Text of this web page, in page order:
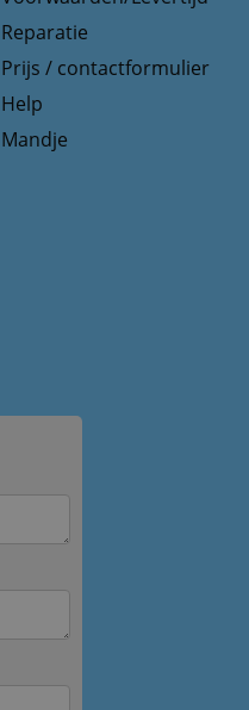
Reparatie
Prijs / contactformulier
Help
Mandje